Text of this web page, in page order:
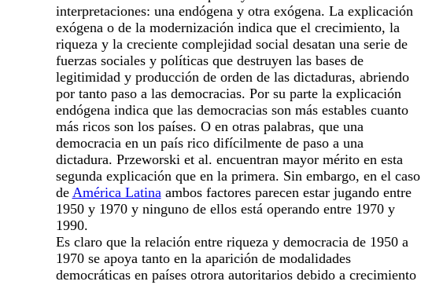
interpretaciones: una endógena y otra exógena. La explicación
exógena o de la modernización indica que el crecimiento, la
riqueza y la creciente complejidad social desatan una serie de
fuerzas sociales y políticas que destruyen las bases de
legitimidad y producción de orden de las dictaduras, abriendo
por tanto paso a las democracias. Por su parte la explicación
endógena indica que las democracias son más estables cuanto
más ricos son los países. O en otras palabras, que una
democracia en un país rico difícilmente de paso a una
dictadura. Przeworski et al. encuentran mayor mérito en esta
segunda explicación que en la primera. Sin embargo, en el caso
de América Latinaambos factores parecen estar jugando entre
1950 y 1970 y ninguno de ellos está operando entre 1970 y
1990.
Es claro que la relación entre riqueza y democracia de 1950 a
1970 se apoya tanto en la aparición de modalidades
democráticas en países otrora autoritarios debido a crecimiento